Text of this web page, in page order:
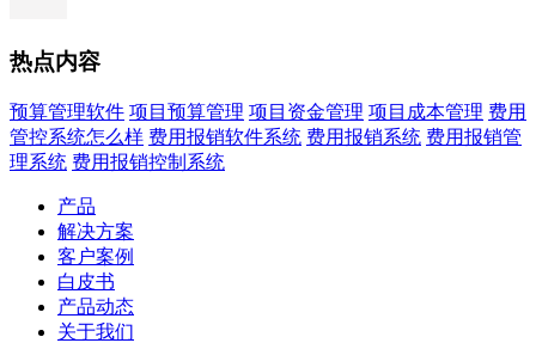
热点内容
预算管理软件 项目预算管理 项目资金管理 项目成本管理 费用
管控系统怎么样 费用报销软件系统 费用报销系统 费用报销管
理系统 费用报销控制系统
产品
解决方案
客户案例
白皮书
产品动态
关于我们